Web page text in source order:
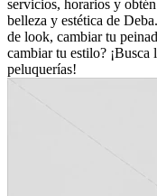
servicios, horarios y
belleza y estética de
de look, cambiar tu
cambiar tu estilo?
peluquerías!